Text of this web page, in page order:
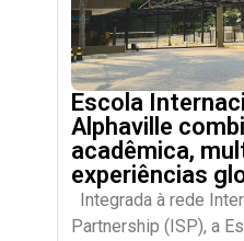
Escola
Alphaville
acadêmica,
experiências
Integrada à rede
Partnership (ISP), a